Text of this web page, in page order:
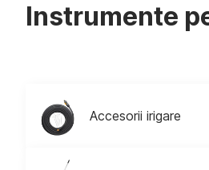
Instrumente
Accesorii irigare